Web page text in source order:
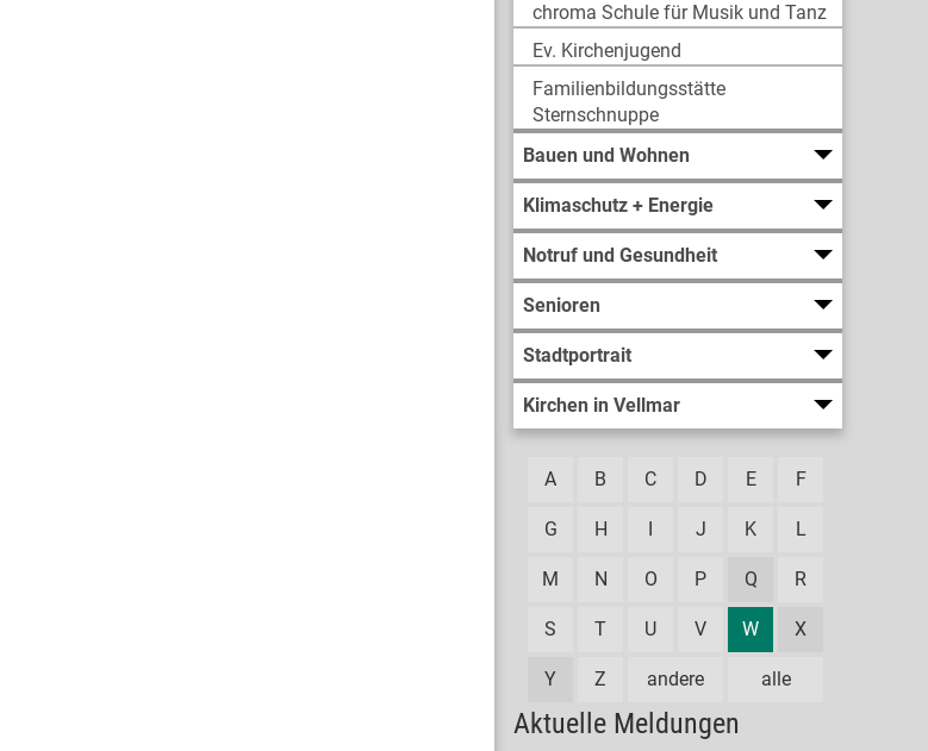
chroma Schule für Musik und Tanz
Ev. Kirchenjugend
Familienbildungsstätte
Sternschnuppe
Bauen und Wohnen
Klimaschutz + Energie
Notruf und Gesundheit
Senioren
Stadtportrait
Kirchen in Vellmar
alle
A B C D E F
G H J K L
M N O P Q R
S T U V W X
Y Z andere
Aktuelle Meldungen